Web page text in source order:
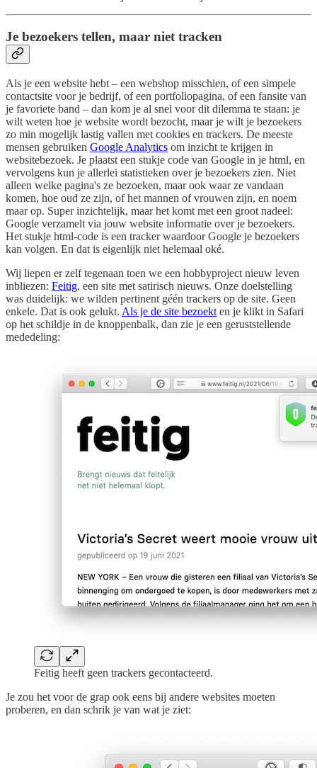
Je bezoekers tellen, maar niet tracken
Als je een website hebt – een webshop misschien, of een simpele
contactsite voor je bedrijf, of een portfoliopagina, of een fansite van
je favoriete band – dan kom je al snel voor dit dilemma te staan: je
wilt weten hoe je website wordt bezocht, maar je wilt je bezoekers
zo min mogelijk lastig vallen met cookies en trackers. De meeste
mensen gebruiken Google Analytics om inzicht te krijgen in
websitebezoek. Je plaatst een stukje code van Google in je html, en
vervolgens kun je allerlei statistieken over je bezoekers zien. Niet
alleen welke pagina's ze bezoeken, maar ook waar ze vandaan
komen, hoe oud ze zijn, of het mannen of vrouwen zijn, en noem
maar op. Super inzichtelijk, maar het komt met een groot nadeel:
Google verzamelt via jouw website informatie over je bezoekers.
Het stukje html-code is een tracker waardoor Google je bezoekers
kan volgen. En dat is eigenlijk niet helemaal oké.
Wij liepen er zelf tegenaan toen we een hobbyproject nieuw leven
inbliezen: Feitig, een site met satirisch nieuws. Onze doelstelling
was duidelijk: we wilden pertinent géén trackers op de site. Geen
enkele. Dat is ook gelukt. Als je de site bezoekt en je klikt in Safari
op het schildje in de knoppenbalk, dan zie je een geruststellende
mededeling:
Feitig heeft geen trackers gecontacteerd.
Je zou het voor de grap ook eens bij andere websites moeten
proberen, en dan schrik je van wat je ziet: